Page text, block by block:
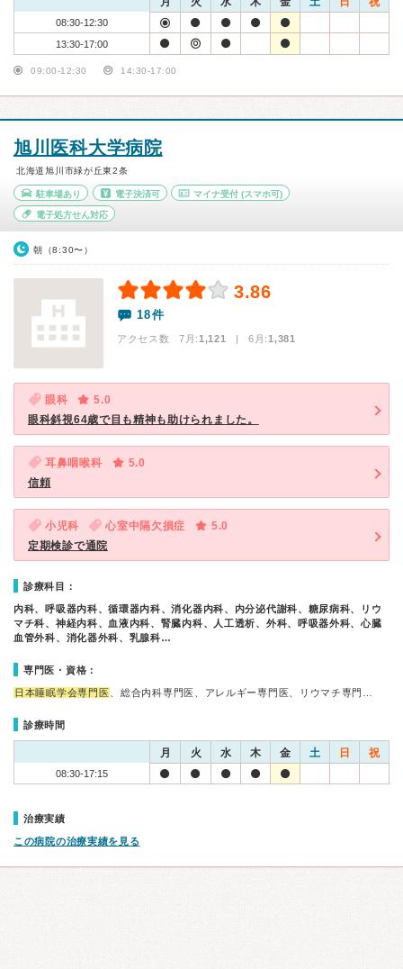
08:30-12:30
13:30-17:00
09:00-12:30 14:30-17:00
旭川医科大学病院
北海道旭川市緑が丘東2条
駐車場あり 電子決済可 マイナ受付 (スマホ可)
電子処方せん対応
朝（8:30〜）
3.86
18件
アクセス数 7月:1,121 | 6月:1,381
眼科
5.0
眼科斜視64歳で目も精神も助けられました。
耳鼻咽喉科
5.0
信頼
小児科 心室中隔欠損症
5.0
定期検診で通院
診療科目：
内科、呼吸器内科、循環器内科、消化器内科、内分泌代謝科、糖尿病科、リウ
マチ科、神経内科、血液内科、腎臓内科、人工透析、外科、呼吸器外科、心臓
血管外科、消化器外科、乳腺科…
専門医・資格：
日本睡眠学会専門医 、総合内科専門医、アレルギー専門医、リウマチ専門…
診療時間
月 火 水 木 金 土 日 祝
08:30-17:15
治療実績
この病院の治療実績を見る